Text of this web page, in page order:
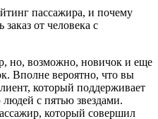
пассажира, и почему
от человека с
но, возможно, новичок и еще
Вполне вероятно, что вы
который поддерживает
с пятью звездами.
который совершил